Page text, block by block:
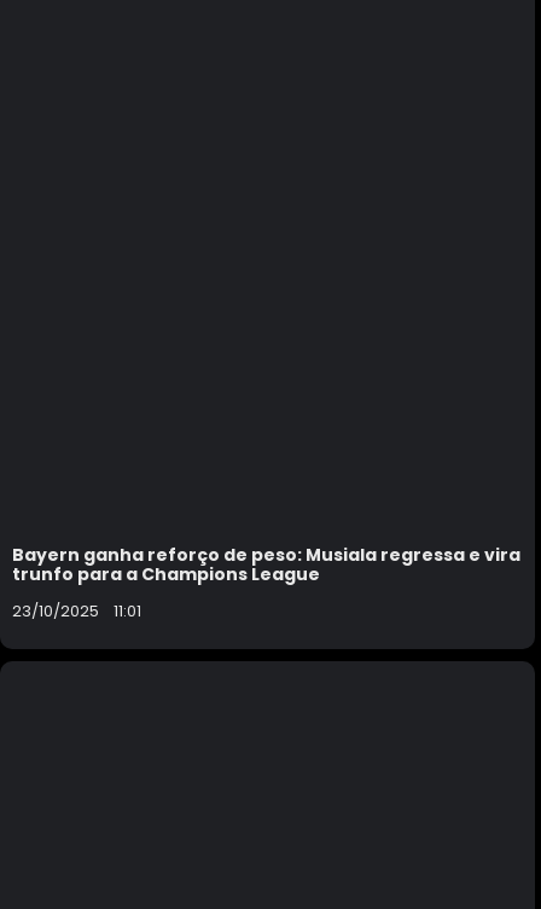
Bayern ganha reforço de peso: Musiala regressa e vira
trunfo para a Champions League
23/10/2025 11:01